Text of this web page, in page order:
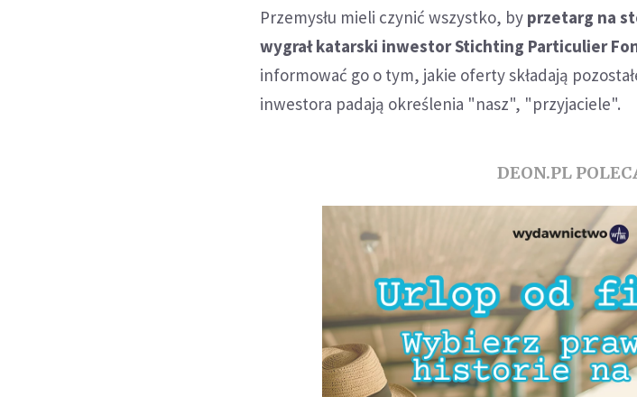
Przemysłu mieli czynić wszystko, by przetarg na
wygrał katarski inwestor Stichting Particulier
informować go o tym, jakie oferty składają
inwestora padają określenia "nasz", "przyjaciele".
DEON.PL